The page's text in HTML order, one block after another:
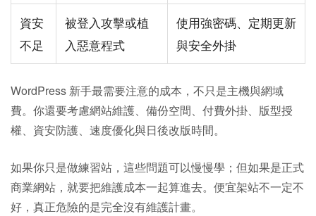
資安
不足
被登入攻擊或植
入惡意程式
使用強密碼、定期更新
與安全外掛
WordPress 新手最需要注意的成本，不只是主機與網域
費。你還要考慮網站維護、備份空間、付費外掛、版型授
權、資安防護、速度優化與日後改版時間。
如果你只是做練習站，這些問題可以慢慢學；但如果是正式
商業網站，就要把維護成本一起算進去。便宜架站不一定不
好，真正危險的是完全沒有維護計畫。